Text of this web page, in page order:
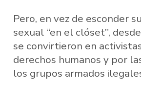
Pero, en vez de esconder
sexual “en el clóset”,
se convirtieron en
derechos humanos y por
los grupos armados